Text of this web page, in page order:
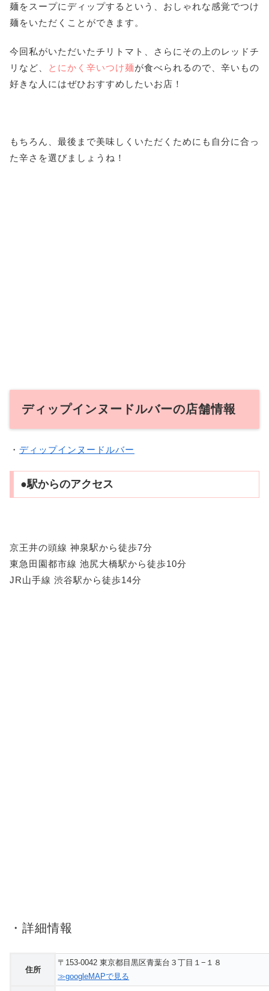
麺をスープにディップするという、おしゃれな感覚でつけ
麺をいただくことができます。
今回私がいただいたチリトマト、さらにその上のレッドチ
リなど、
とにかく辛いつけ麺が食べられるので、辛いもの
好きな人にはぜひおすすめしたいお店！
もちろん、最後まで美味しくいただくためにも自分に合っ
た辛さを選びましょうね！
ディップインヌードルバーの店舗情報
・ ディップインヌードルバー
●駅からのアクセス
京王井の頭線 神泉駅から徒歩7分
東急田園都市線 池尻大橋駅から徒歩10分
JR山手線 渋谷駅から徒歩14分
・詳細情報
住所
〒153-0042 東京都目黒区青葉台３丁目１−１８
≫googleMAPで見る